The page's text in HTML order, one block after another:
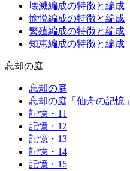
壊滅編成の特徴と編成
愉悦編成の特徴と編成
繁殖編成の特徴と編成
知恵編成の特徴と編成
忘却の庭
忘却の庭
忘却の庭「仙舟の記憶」
記憶・11
記憶・12
記憶・13
記憶・14
記憶・15